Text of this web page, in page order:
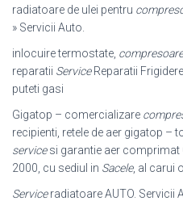
radiatoare de ulei pentru
» Servicii Auto
inlocuire termostate, compresoare
reparatii ServiceReparatii Frigidere
puteti gasi
Gigatop – comercializare
recipienti, retele de aer gigatop –
servicesi garantie aer comprimat
2000, cu sediul in Sacele, al carui
Serviceradiatoare AUTO. Servicii